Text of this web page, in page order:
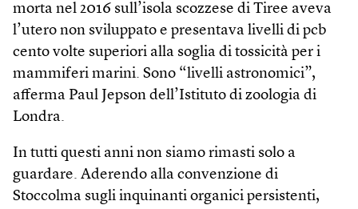
morta nel 2016 sull’isola scozzese di Tiree aveva
l’utero non sviluppato e presentava livelli di pcb
cento volte superiori alla soglia di tossicità per i
mammiferi marini. Sono “livelli astronomici”,
afferma Paul Jepson dell’Istituto di zoologia di
Londra.
In tutti questi anni non siamo rimasti solo a
guardare. Aderendo alla convenzione di
Stoccolma sugli inquinanti organici persistenti,